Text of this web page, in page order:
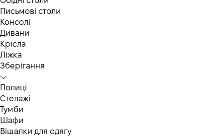
Письмові столи
Консолі
Дивани
Крісла
Ліжка
Зберігання
Полиці
Стелажі
Тумби
Шафи
Вішалки для одягу